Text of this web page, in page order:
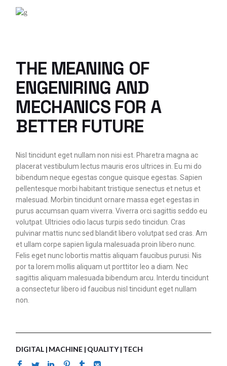
THE MEANING OF
ENGENIRING AND
MECHANICS FOR A
BETTER FUTURE
Nisl tincidunt eget nullam non nisi est. Pharetra magna ac
placerat vestibulum lectus mauris eros ultrices in. Eu mi do
bibendum neque egestas congue quisque egestas. Sapien
pellentesque morbi habitant tristique senectus et netus et
malesuad. Morbin tincidunt ornare massa eget egestas in
purus accumsan quam viverra. Viverra orci sagittis seddo eu
volutpat. Ultricies odio lacus turpis sedo tincidun. Cras
pulvinar mattis nunc sed blandit libero volutpat sed cras. Am
et ullam corpe sapien ligula malesuada proin libero nunc.
Felis eget nunc lobortis mattis aliquam faucibus purusi. Nis
por ta lorem mollis aliquam ut porttitor leo a diam. Nec
sagittis aliquam malesuada bibendum arcu. Interdu tincidunt
a consectetur libero id faucibus nisl tincidunt eget nullam
non.
DIGITAL MACHINE QUALITY TECH